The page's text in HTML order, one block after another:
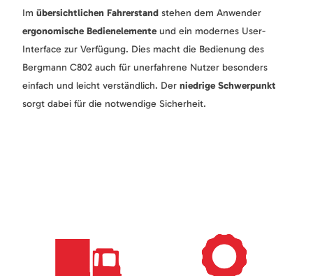
Im übersichtlichen Fahrerstand stehen dem Anwender
ergonomische Bedienelementeund ein modernes User-
Interface zur Verfügung. Dies macht die Bedienung des
Bergmann C802 auch für unerfahrene Nutzer besonders
einfach und leicht verständlich. Der niedrige Schwerpunkt
sorgt dabei für die notwendige Sicherheit.